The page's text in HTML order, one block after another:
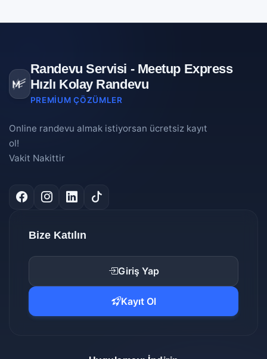
Randevu Servisi - Meetup Express
Hızlı Kolay Randevu
PREMIUM ÇÖZÜMLER
Online randevu almak istiyorsan ücretsiz kayıt
ol!
Vakit Nakittir
Bize Katılın
Giriş Yap
Kayıt Ol